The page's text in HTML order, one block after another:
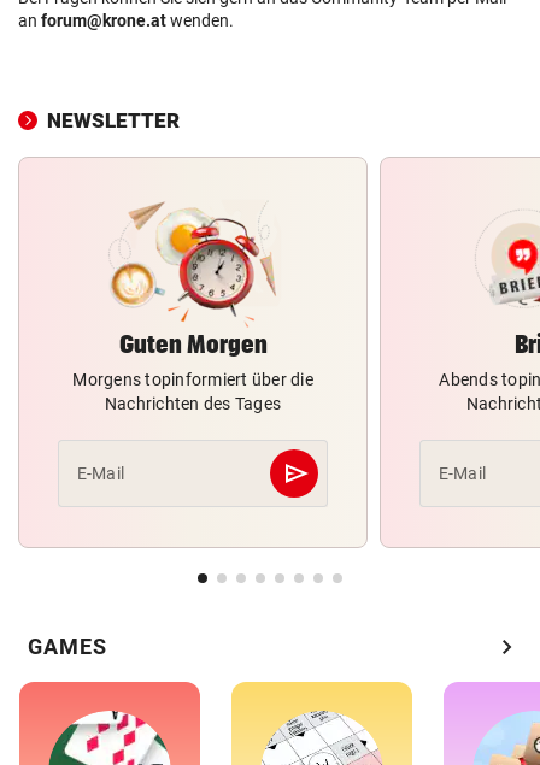
an forum@krone.atwenden.
NEWSLETTER
Guten Morgen
Morgens topinformiert über die
Nachrichten des Tages
E-Mail send
Abschicken
Abends
E-Mail
GAMES chevron_right